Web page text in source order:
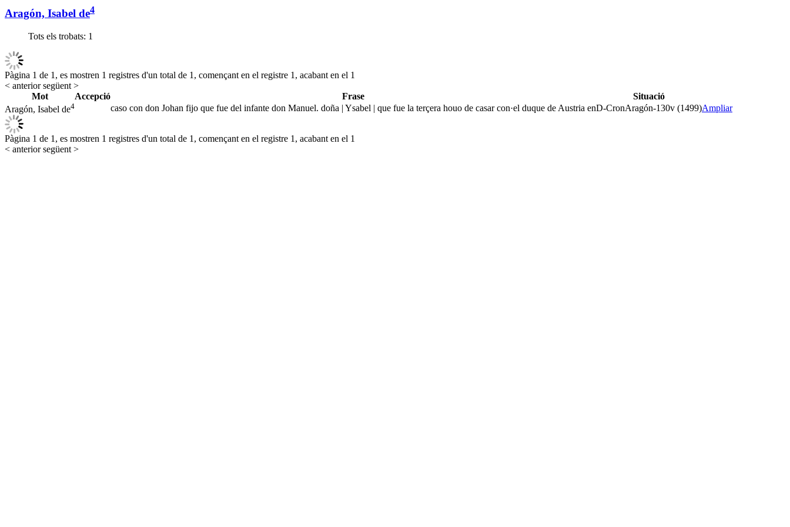
Aragón, Isabel de4
Tots els trobats: 1
Pàgina 1 de 1, es mostren 1 registres d'un total de 1, començant en el registre 1, acabant en el 1
< anteriorsegüent >
Mot
Accepció Frase
Situació
Aragón, Isabel de4 caso con don Johan fijo que fue del infante don Manuel. doña | Ysabel | que fue la terçera houo de casar con·el duque de Austria enD-CronAragón-130v (1499)Ampliar
Pàgina 1 de 1, es mostren 1 registres d'un total de 1, començant en el registre 1, acabant en el 1
< anteriorsegüent >